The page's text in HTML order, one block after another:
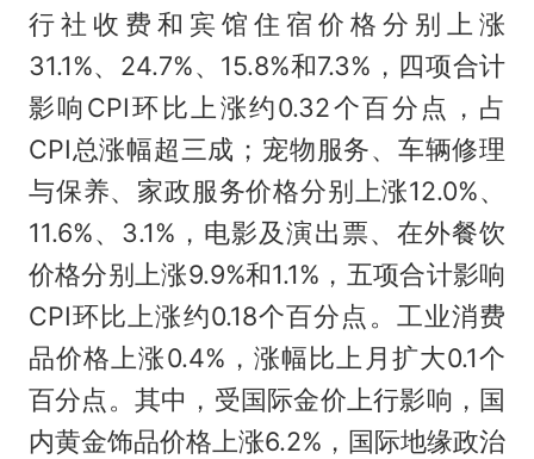
行社收费和宾馆住宿价格分别上涨
31.1%、24.7%、15.8%和7.3%，四项合计
影响CPI环比上涨约0.32个百分点，占
CPI总涨幅超三成；宠物服务、车辆修理
与保养、家政服务价格分别上涨12.0%、
11.6%、3.1%，电影及演出票、在外餐饮
价格分别上涨9.9%和1.1%，五项合计影响
CPI环比上涨约0.18个百分点。工业消费
品价格上涨0.4%，涨幅比上月扩大0.1个
百分点。其中，受国际金价上行影响，国
内黄金饰品价格上涨6.2%，国际地缘政治